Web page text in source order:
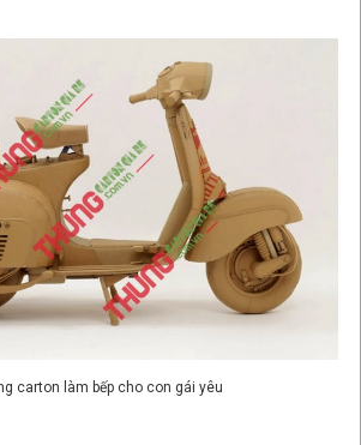
carton làm bếp cho con gái yêu